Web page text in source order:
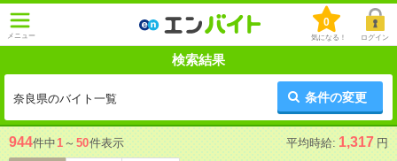
メニュー
0
気になる！ ログイン
検索結果
奈良県のバイト一覧 条件の変更
944件中1 ～ 50件表示 平均時給: 1,317 円